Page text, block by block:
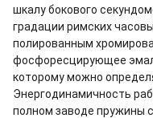
шкалу бокового
градации римских
полированным
фосфоресцирующее
которому можно
Энергодинамичность
полном заводе пружины